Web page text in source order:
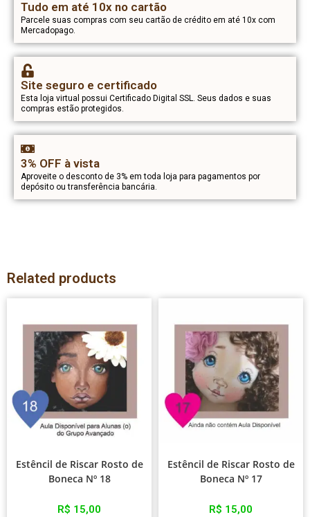
Tudo em até 10x no cartão
Parcele suas compras com seu cartão de crédito em até 10x com
Mercadopago.
Site seguro e certificado
Esta loja virtual possui Certificado Digital SSL. Seus dados e suas
compras estão protegidos.
3% OFF à vista
Aproveite o desconto de 3% em toda loja para pagamentos por
depósito ou transferência bancária.
Related products
Estêncil de Riscar Rosto de
Boneca Nº 18
R$ 15,00
Estêncil de Riscar Rosto de
Boneca Nº 17
R$ 15,00